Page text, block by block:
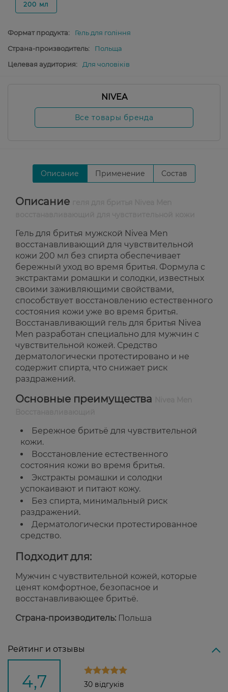
200 мл
Формат продукта:
Гель для гоління
Страна-производитель:
Польща
Целевая аудитория:
Для чоловіків
NIVEA
Все товары бренда
Описание Применение Состав
Описание
Гель для бритья мужской Nivea Men
восстанавливающий для чувствительной
кожи 200 мл без спирта обеспечивает
бережный уход во время бритья. Формула с
экстрактами ромашки и солодки, известных
своими заживляющими свойствами,
способствует восстановлению естественного
состояния кожи уже во время бритья.
Восстанавливающий гель для бритья Nivea
Men разработан специально для мужчин с
чувствительной кожей. Средство
дерматологически протестировано и не
содержит спирта, что снижает риск
раздражений.
Основные преимущества
Бережное бритьё для чувствительной
кожи.
Восстановление естественного
состояния кожи во время бритья.
Экстракты ромашки и солодки
успокаивают и питают кожу.
Без спирта, минимальный риск
раздражений.
Дерматологически протестированное
средство.
Подходит для:
Мужчин с чувствительной кожей, которые
ценят комфортное, безопасное и
восстанавливающее бритьё.
Страна-производитель: Польша
Рейтинг и отзывы
4,7 30 відгуків